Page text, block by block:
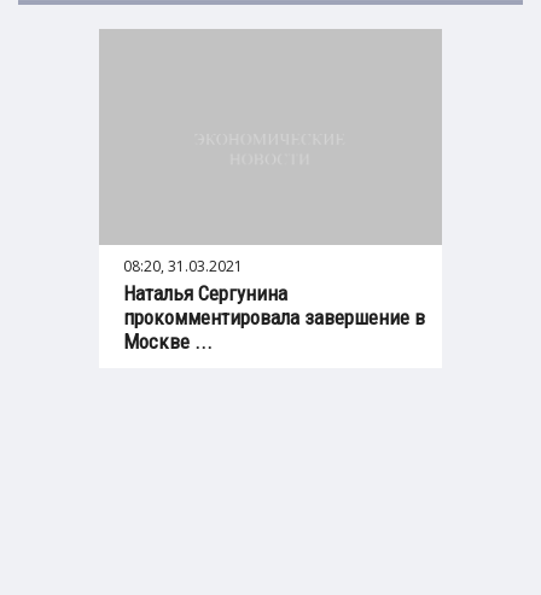
08:20, 31.03.2021
Наталья Сергунина
прокомментировала завершение в
Москве ...